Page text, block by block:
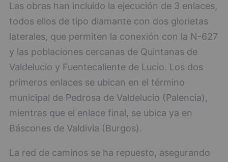
Las obras han incluido la ejecución de 3 enlaces,
todos ellos de tipo diamante con dos glorietas
laterales, que permiten la conexión con la N-627
y las poblaciones cercanas de Quintanas de
Valdelucio y Fuentecaliente de Lucio. Los dos
primeros enlaces se ubican en el término
municipal de Pedrosa de Valdelucio (Palencia),
mientras que el enlace final, se ubica ya en
Báscones de Valdivia (Burgos).
La red de caminos se ha repuesto, asegurando